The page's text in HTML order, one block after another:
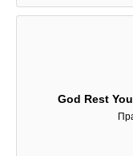
God Rest